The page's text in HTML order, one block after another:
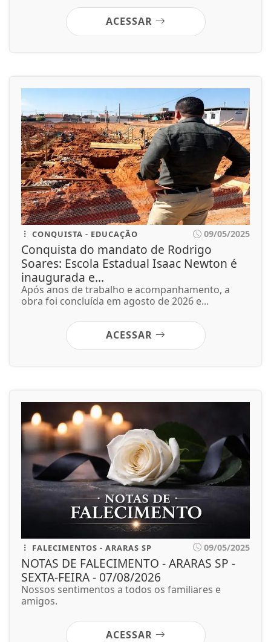
ACESSAR
CONQUISTA - EDUCAÇÃO 09/05/2025
Conquista do mandato de Rodrigo
Soares: Escola Estadual Isaac Newton é
inaugurada e...
Após anos de trabalho e acompanhamento, a
obra foi concluída em agosto de 2026 e...
ACESSAR
FALECIMENTOS - ARARAS SP 09/05/2025
NOTAS DE FALECIMENTO - ARARAS SP -
SEXTA-FEIRA - 07/08/2026
Nossos sentimentos a todos os familiares e
amigos.
ACESSAR